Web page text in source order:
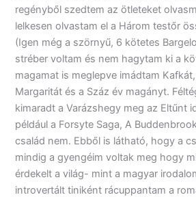
regényből szedtem az ötleteket
lelkesen olvastam el a Három testőr
(Igen még a szörnyű, 6 kötetes
stréber voltam és nem hagytam ki a
magamat is meglepve imádtam
Margaritát és a Száz év magányt.
kimaradt a Varázshegy meg az Eltűnt
például a Forsyte Saga, A
család nem. Ebből is látható, hogy a
mindig a gyengéim voltak meg hogy
érdekelt a világ- mint a magyar
introvertált tiniként rácuppantam a